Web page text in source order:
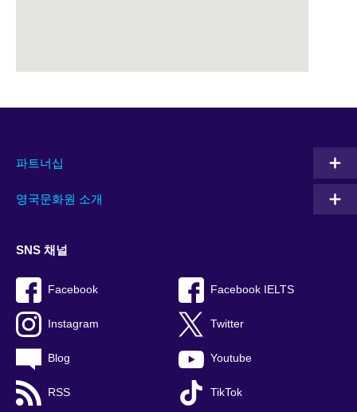
파트너십
영국문화원 소개
SNS 채널
Facebook Facebook IELTS
Instagram Twitter
Blog Youtube
RSS TikTok